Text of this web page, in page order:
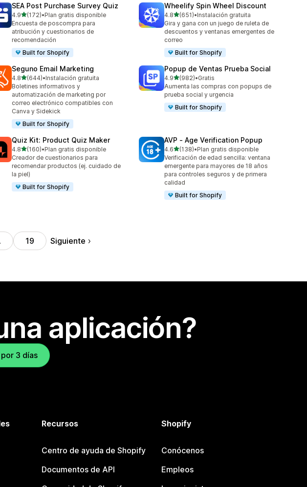
SEA Post Purchase Survey Quiz
4.9de 5 estrellas
(172)
172 reseñas en total
•Plan gratis disponible
Encuesta de poscompra para
atribución y cuestionarios de
recomendación
Built for Shopify
Wheelify Spin Wheel Discount
4.8de 5 estrellas
(651)
651 reseñas en total
•Instalación gratuita
Gira y gana con un juego de ruleta de
descuentos y ventanas emergentes de
correo
Built for Shopify
Seguno Email Marketing
4.8de 5 estrellas
(644)
644 reseñas en total
•Instalación gratuita
Boletines informativos y
automatización de marketing por
correo electrónico compatibles con
Canva y Sidekick
Built for Shopify
Popup de Ventas Prueba Social
4.9de 5 estrellas
(982)
982 reseñas en total
•Gratis
Aumenta las compras con popups de
prueba social y urgencia
Built for Shopify
Quiz Kit: Product Quiz Maker
4.8de 5 estrellas
(160)
160 reseñas en total
•Plan gratis disponible
Creador de cuestionarios para
recomendar productos (ej. cuidado de
la piel)
Built for Shopify
AVP ‑ Age Verification Popup
4.6de 5 estrellas
(138)
138 reseñas en total
•Plan gratis disponible
Verificación de edad sencilla: ventana
emergente para mayores de 18 años
para controles seguros y de primera
calidad
Built for Shopify
19 Siguiente
aplicación?
3 días
Recursos
Centro de ayuda de Shopify
Documentos de API
Shopify
Conócenos
Empleos